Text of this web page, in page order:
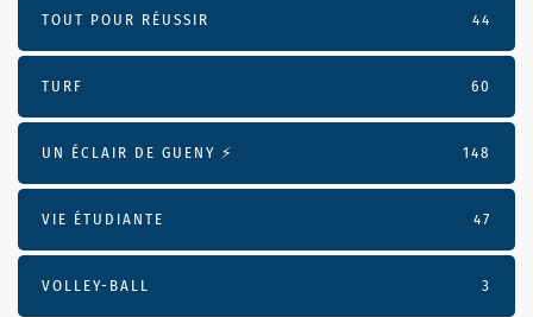
TOUT POUR RÉUSSIR 44
TURF 60
UN ÉCLAIR DE GUENY ⚡️ 148
VIE ÉTUDIANTE 47
VOLLEY-BALL 3